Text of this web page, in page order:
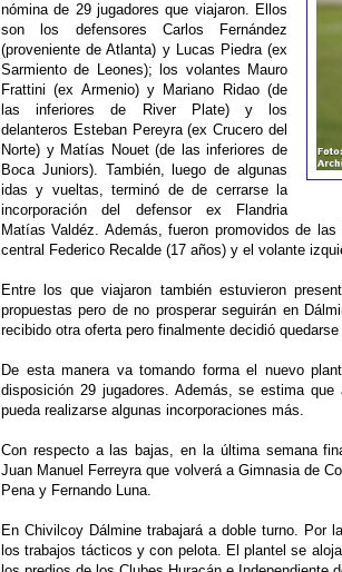
nómina de 29 jugadores que viajaron. Ellos
son los defensores Carlos Fernández
(proveniente de Atlanta) y Lucas Piedra (ex
Sarmiento de Leones); los volantes Mauro
Frattini (ex Armenio) y Mariano Ridao (de
las inferiores de River Plate) y los
delanteros Esteban Pereyra (ex Crucero del
Norte) y Matías Nouet (de las inferiores de
Boca Juniors). También, luego de algunas
idas y vueltas, terminó de de cerrarse la
incorporación del defensor ex Flandria
Matías Valdéz. Además, fueron promovidos de
central Federico Recalde (17 años) y el volante
Entre los que viajaron también estuvieron
propuestas pero de no prosperar seguirán en
recibido otra oferta pero finalmente decidió
De esta manera va tomando forma el nuevo
disposición 29 jugadores. Además, se estima
pueda realizarse algunas incorporaciones más.
Con respecto a las bajas, en la última semana
Juan Manuel Ferreyra que volverá a Gimnasia de
Pena y Fernando Luna.
En Chivilcoy Dálmine trabajará a doble turno. Por
los trabajos tácticos y con pelota. El plantel se